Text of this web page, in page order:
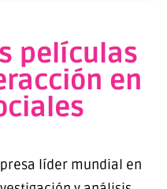
películas
en
líder mundial en